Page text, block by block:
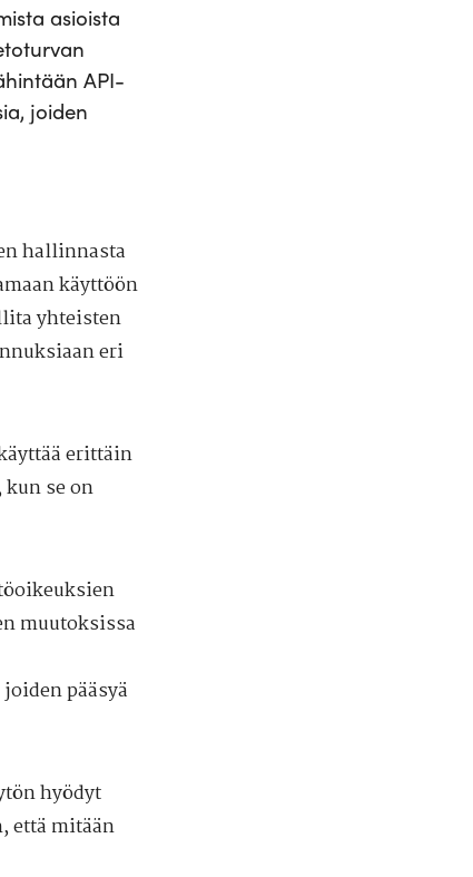
asioista
API-
joiden
hallinnasta
käyttöön
yhteisten
eri
erittäin
se on
muutoksissa
pääsyä
hyödyt
että mitään